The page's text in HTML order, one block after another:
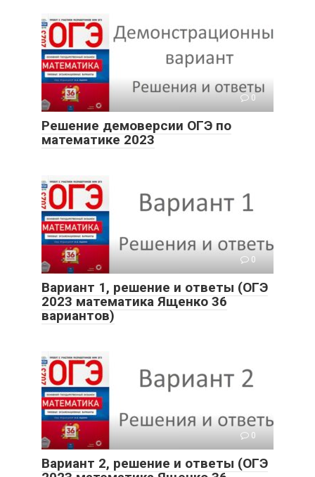
0
Решение демоверсии ОГЭ по
математике 2023
0
Вариант 1, решение и ответы (ОГЭ
2023 математика Ященко 36
вариантов)
0
Вариант 2, решение и ответы (ОГЭ